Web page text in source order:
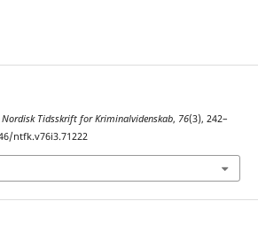
Nordisk Tidsskrift for Kriminalvidenskab, 76(3), 242–
ntfk.v76i3.71222